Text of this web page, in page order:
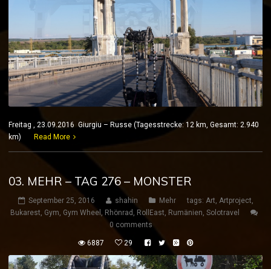
Freitag , 23.09.2016 Giurgiu – Russe (Tagesstrecke: 12 km, Gesamt: 2.940
km)
Read More
03. MEHR – TAG 276 – MONSTER
September 25, 2016 shahin Mehr tags: Art, Artproject,
Bukarest, Gym, Gym Wheel , Rhönrad , RollEast, Rumänien, Solotravel
0 comments
6887 29